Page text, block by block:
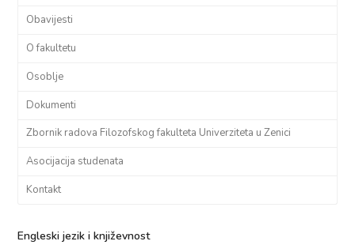
Obavijesti
O fakultetu
Osoblje
Dokumenti
Zbornik radova Filozofskog fakulteta Univerziteta u Zenici
Asocijacija studenata
Kontakt
Engleski jezik i književnost